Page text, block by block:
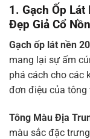
1. Gạch Ốp
Đẹp Giả Cổ
Gạch ốp lát nền
mang lại sự ấm
phá cách cho các
đơn điệu của tông
Tông Màu Địa
màu sắc đặc